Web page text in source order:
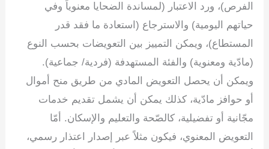
الفرص)، ورد الاعتبار (لمساندة الضحايا معنوياً وفي
حياتهم اليومية) والاسترجاع (استعادة ما فقد قدر
المستطاع)، ويمكن التمييز بين التعويضات بحسب النوع
(مادّية ومعنوية) والفئة المستهدفة (فردية/ جماعية).
ويمكن أن يحصل التعويض المادي من طريق منح أموال
أو حوافز مادّية، كذلك يمكن أن يشمل تقديم خدمات
مجّانية أو تفضيلية، كالصّحة والتعليم والإسكان. أمّا
التعويض المعنوي، فيكون مثلاً عبر إصدار اعتذار رسمي،